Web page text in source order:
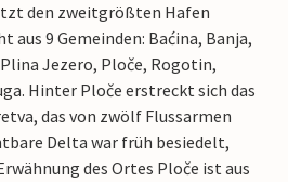
den zweitgrößten Hafen
aus 9 Gemeinden: Baćina, Banja,
Jezero, Ploče, Rogotin,
Hinter Ploče erstreckt sich das
das von zwölf Flussarmen
Delta war früh besiedelt,
des Ortes Ploče ist aus